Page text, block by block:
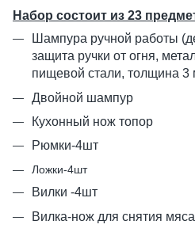
Набор состоит из 23
Шампура ручной работы
защита ручки от огня,
пищевой стали, толщина 3
Двойной шампур
Кухонный нож топор
Рюмки-4шт
Ложки-4шт
Вилки -4шт
Вилка-нож для снятия